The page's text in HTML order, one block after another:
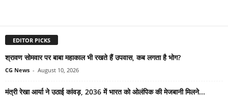
EDITOR PICKS
श्रावण सोमवार पर बाबा महाकाल भी रखते हैं उपवास, कब लगता है भोग?
CG News - August 10, 2026
मंत्री रेखा आर्या ने उठाई कांवड़, 2036 में भारत को ओलंपिक की मेजबानी मिलने...